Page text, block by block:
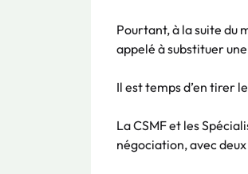
Pourtant, à la suite du
appelé à substituer
Il est temps d’en tirer
La CSMF et les
négociation, avec